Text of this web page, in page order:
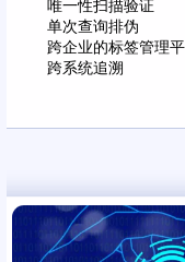
唯一性扫描验证
单次查询排伪
跨企业的标签管理
跨系统追溯